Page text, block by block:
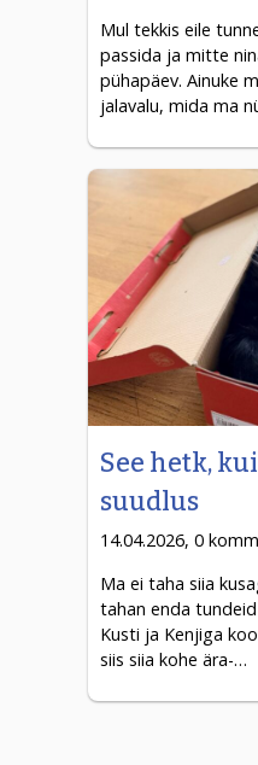
Mul tekkis eile
passida ja mitte
pühapäev. Ainuke
jalavalu, mida ma
See hetk,
suudlus
14.04.2026, 0
Ma ei taha siia
tahan enda
Kusti ja Kenjiga
siis siia kohe ära-…